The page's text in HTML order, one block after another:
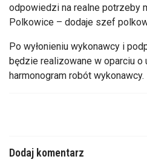
odpowiedzi na realne potrzeby
Polkowice – dodaje szef
Po wyłonieniu wykonawcy i
będzie realizowane w oparciu o
harmonogram robót wykonawcy.
Dodaj komentarz